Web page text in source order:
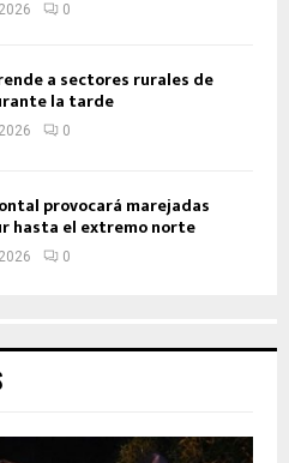
0
a sectores rurales de
la tarde
0
provocará marejadas
hasta el extremo norte
0